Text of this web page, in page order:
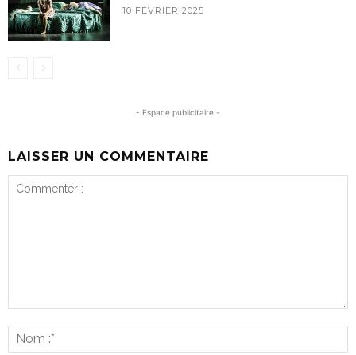
10 FÉVRIER 2025
- Espace publicitaire -
LAISSER UN COMMENTAIRE